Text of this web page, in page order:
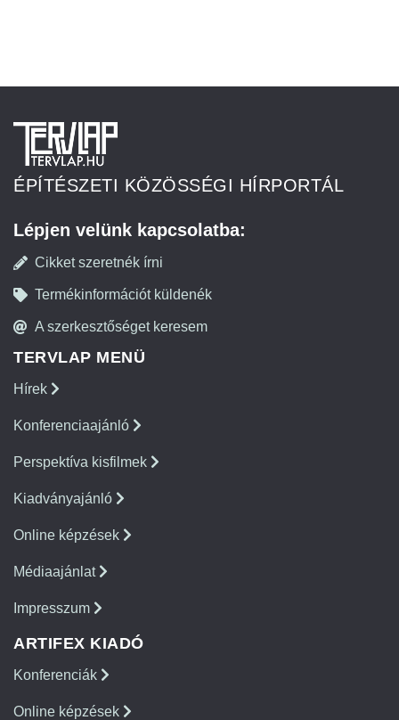
ÉPÍTÉSZETI KÖZÖSSÉGI HÍRPORTÁL
Lépjen velünk kapcsolatba:
Cikket szeretnék írni
Termékinformációt küldenék
A szerkesztőséget keresem
TERVLAP MENÜ
Hírek
Konferenciaajánló
Perspektíva kisfilmek
Kiadványajánló
Online képzések
Médiaajánlat
Impresszum
ARTIFEX KIADÓ
Konferenciák
Online képzések